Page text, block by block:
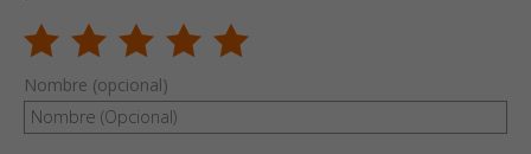
Nombre (opcional)